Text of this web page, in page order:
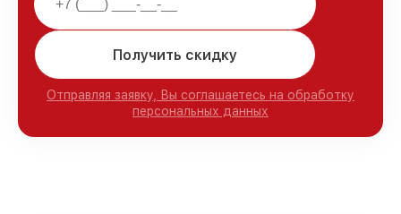
Получить скидку
Отправляя заявку, Вы соглашаетесь на обработку
персональных данных